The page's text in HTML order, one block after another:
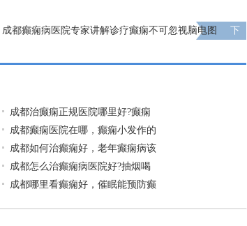
成都癫痫病医院专家讲解诊疗癫痫不可忽视脑电图
下
​成都治癫痫正规医院哪里好?癫痫
成都癫痫医院在哪，癫痫小发作的
成都如何治癫痫好，老年癫痫病该
​成都怎么治癫痫病医院好?抽烟喝
成都哪里看癫痫好，催眠能预防癫